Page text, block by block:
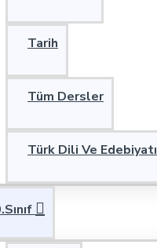
Tarih
Tüm Dersler
Türk Dili Ve Edebiyatı